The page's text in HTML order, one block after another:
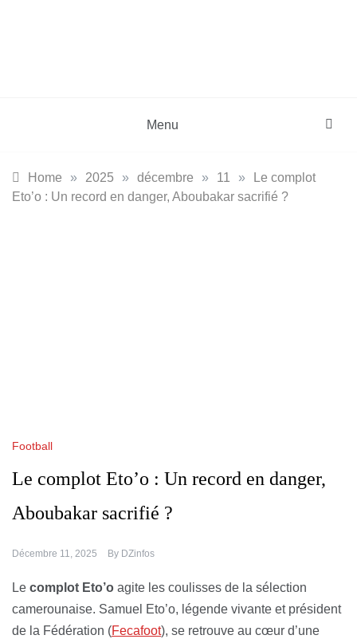
Menu
Home » 2025 » décembre » 11 »
Le complot
Eto’o : Un record en danger, Aboubakar sacrifié ?
Football
Le complot Eto’o : Un record en danger,
Aboubakar sacrifié ?
Décembre 11, 2025 By DZinfos
Le complot Eto’o agite les coulisses de la sélection
camerounaise. Samuel Eto’o, légende vivante et président
de la Fédération (Fecafoot), se retrouve au cœur d’une